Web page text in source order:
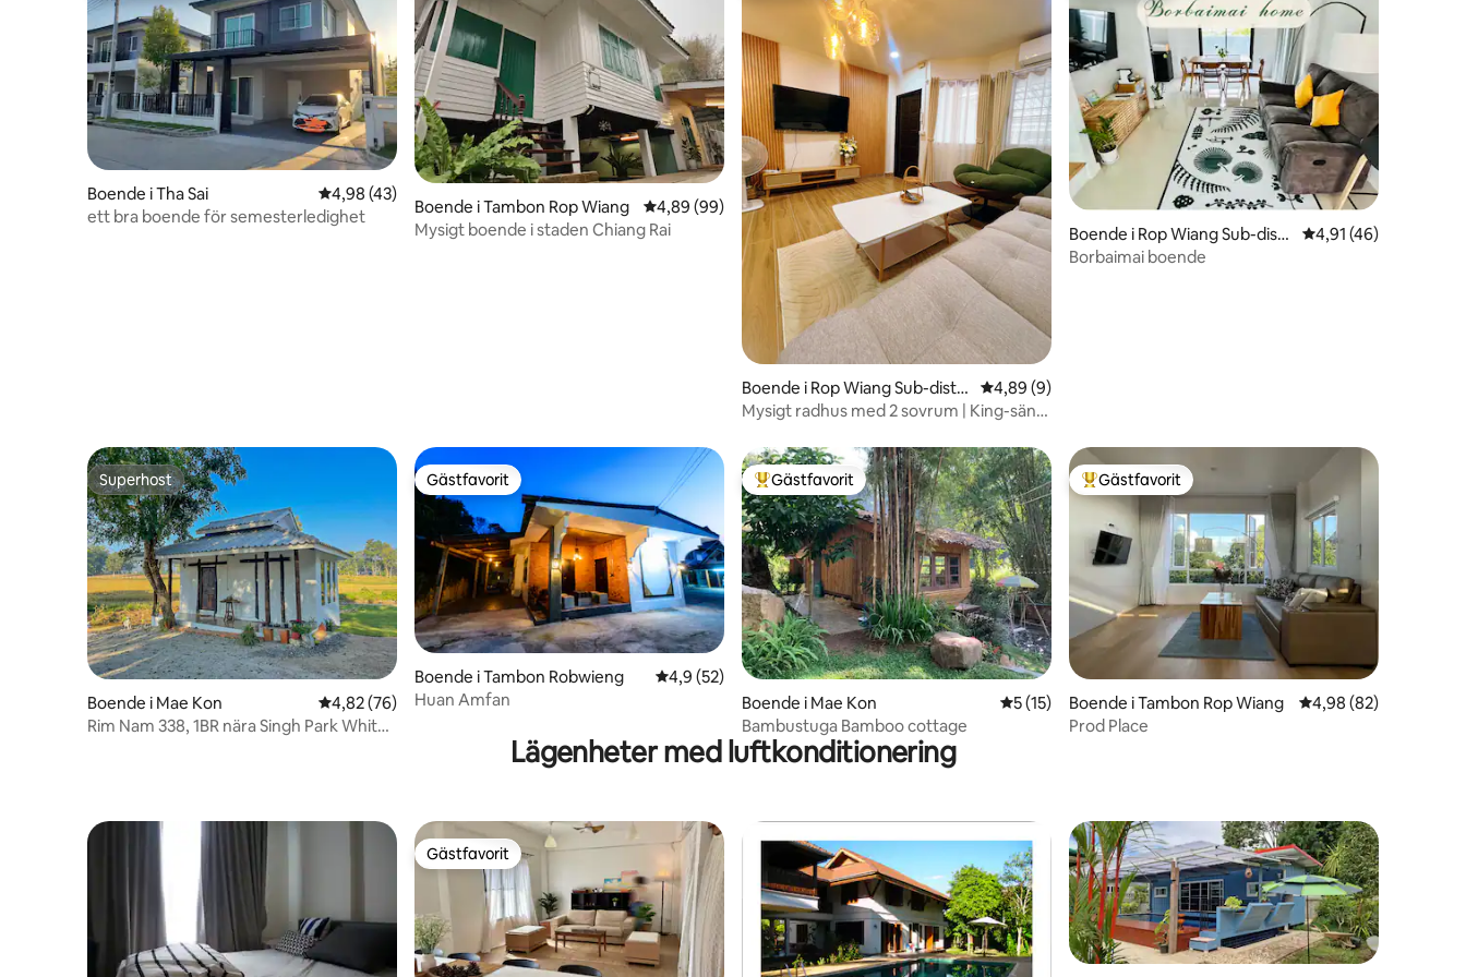
Boende i Tha Sai 4,98 av 5 i genomsnittligt betyg, 43 omdömen
4,98 (43)
ett bra boende för semesterledighet
Boende i Tambon Rop Wiang 4,89 av 5 i genomsnittligt betyg, 99 omdömen
4,89 (99)
Mysigt boende i staden Chiang Rai
Boende i Rop Wiang Sub-distri
ct
4,89 av 5 i genomsnittligt betyg, 9 omdömen
4,89 (9)
Mysigt radhus med 2 sovrum | King-säng
Boende i Rop Wiang Sub-distri
ct
4,91 av 5 i
4,91 (46)
Borbaimai boende
Superhost
Superhost
Boende i Mae Kon 4,82 av 5 i genomsnittligt betyg, 76 omdömen
4,82 (76)
Rim Nam 338, 1BR nära Singh Park White
Gästfavorit
Gästfavorit
Boende i Tambon Robwieng 4,9 av 5 i genomsnittligt betyg, 52 omdömen
4,9 (52)
Huan Amfan
Populär gästfavorit
Gästfavorit
Boende i Mae Kon 5 av 5 i genomsnittligt betyg, 15 omdömen
5 (15)
Bambustuga Bamboo cottage
Populär gästfavorit
Gästfavorit
Boende i Tambon Rop Wiang 4,98 av 5 i
4,98 (82)
Prod Place
Lägenheter med luftkonditionering
Gästfavorit
Gästfavorit